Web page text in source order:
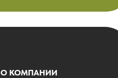
О КОМПАНИИ